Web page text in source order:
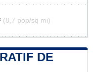
(8,7 pop/sq mi)
DE